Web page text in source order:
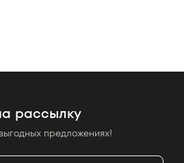
рассылку
предложениях!